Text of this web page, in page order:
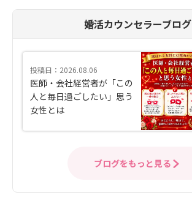
婚活カウンセラーブログ
投稿日：2026.08.06
医師・会社経営者が「この
人と毎日過ごしたい」思う
女性とは
ブログをもっと見る